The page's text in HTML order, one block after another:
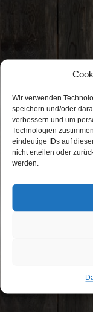
Wir verwenden
speichern und/oder
verbessern und um
Technologien
eindeutige IDs auf
nicht erteilen oder
werden.